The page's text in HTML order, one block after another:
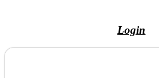
Login